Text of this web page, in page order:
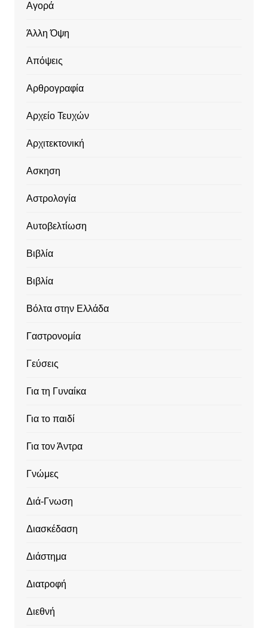
Αγορά
Άλλη Όψη
Απόψεις
Αρθρογραφία
Αρχείο Τευχών
Αρχιτεκτονική
Ασκηση
Αστρολογία
Αυτοβελτίωση
Βιβλία
Βιβλία
Βόλτα στην Ελλάδα
Γαστρονομία
Γεύσεις
Για τη Γυναίκα
Για το παιδί
Για τον Άντρα
Γνώμες
Διά-Γνωση
Διασκέδαση
Διάστημα
Διατροφή
Διεθνή